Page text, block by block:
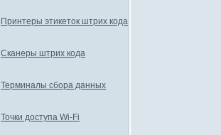
Принтеры этикеток штрих кода
Сканеры штрих кода
Терминалы сбора данных
Точки доступа Wi-Fi